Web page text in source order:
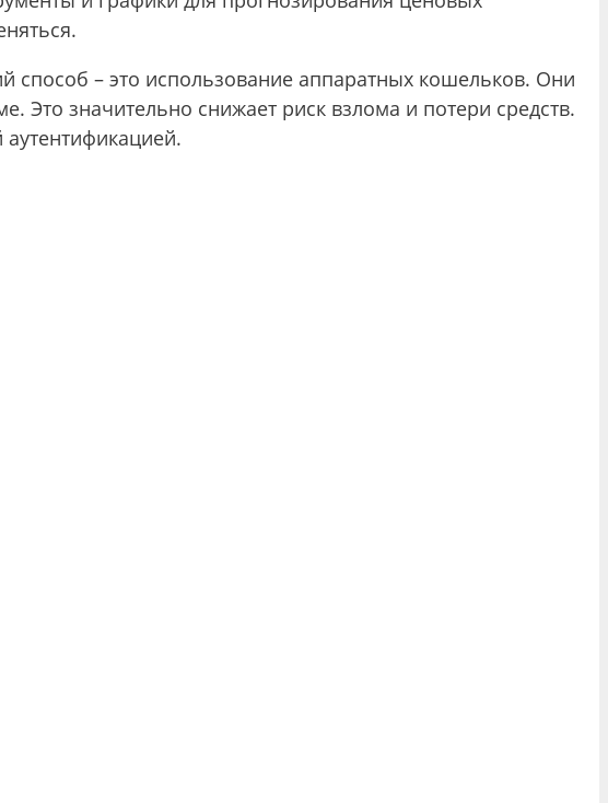
способ – это использование аппаратных кошельков. Они
Это значительно снижает риск взлома и потери средств.